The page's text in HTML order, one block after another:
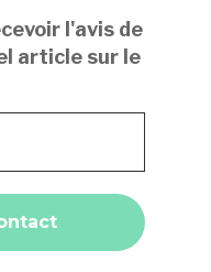
l'avis de
article sur le